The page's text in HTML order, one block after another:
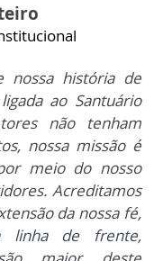
nossa história de
ao Santuário
não tenham
nossa missão é
meio do nosso
Acreditamos
da nossa fé,
linha de frente,